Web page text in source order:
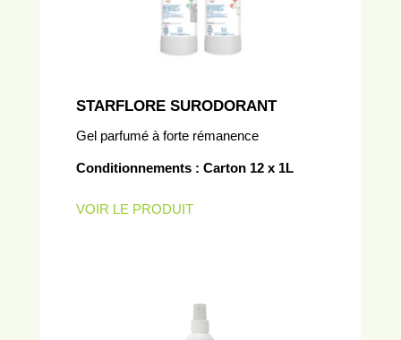
STARFLORE SURODORANT
Gel parfumé à forte rémanence
Conditionnements : Carton 12 x 1L
VOIR LE PRODUIT